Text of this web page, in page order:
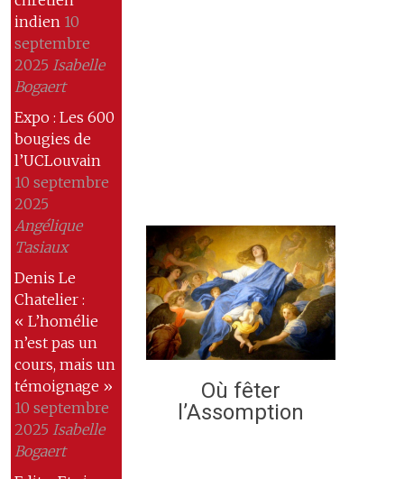
indien 10
septembre
2025 Isabelle
Bogaert
Expo : Les 600
bougies de
l’UCLouvain
10 septembre
2025
Angélique
Tasiaux
Denis Le
Chatelier :
« L’homélie
n’est pas un
cours, mais un
témoignage »
10 septembre
2025 Isabelle
Bogaert
Où fêter
l’Assomption